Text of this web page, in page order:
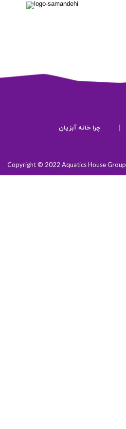
چرا خانه آبزیان
Copyright © 2022 Aquatics House Group